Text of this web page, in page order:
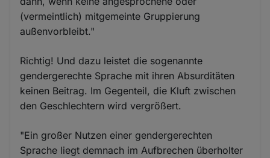
(vermeintlich) mitgemeinte Gruppierung
außenvorbleibt."
Richtig! Und dazu leistet die sogenannte
gendergerechte Sprache mit ihren Absurditäten
keinen Beitrag. Im Gegenteil, die Kluft zwischen
den Geschlechtern wird vergrößert.
"Ein großer Nutzen einer gendergerechten
Sprache liegt demnach im Aufbrechen überholter